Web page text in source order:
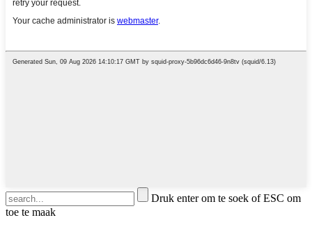
Druk enter om te soek of ESC om
toe te maak